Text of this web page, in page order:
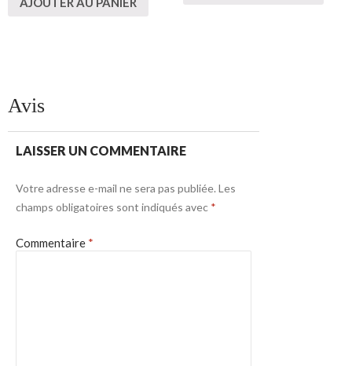
Avis
LAISSER UN COMMENTAIRE
Votre adresse e-mail ne sera pas publiée. Les
champs obligatoires sont indiqués avec *
Commentaire *